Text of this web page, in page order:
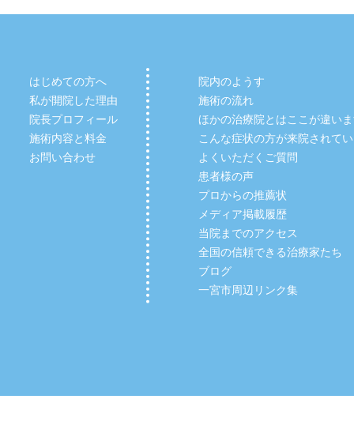
はじめての方へ
私が開院した理由
院長プロフィール
施術内容と料金
お問い合わせ
院内のようす
施術の流れ
ほかの治療院とはここが違い
こんな症状の方が来院されて
よくいただくご質問
患者様の声
プロからの推薦状
メディア掲載履歴
当院までのアクセス
全国の信頼できる治療家たち
ブログ
一宮市周辺リンク集